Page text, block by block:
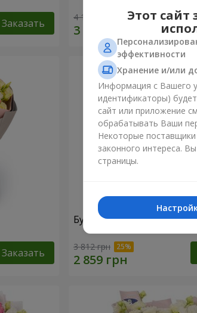
Заказать 4 116 грн
Заказать
Букет "Cаvalli"
3 812 грн
Этот сайт
эффективности
Хранение и/или
Информация с Вашего
идентификаторы)
сайт или приложение
обрабатывать Ваши
Некоторые
законного интереса.
страницы.